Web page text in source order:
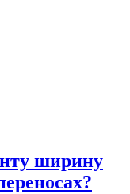
ширину